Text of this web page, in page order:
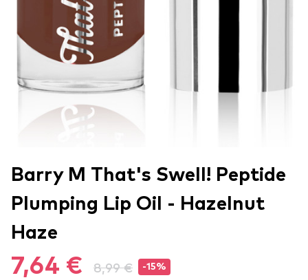
Barry M That's Swell! Peptide
Plumping Lip Oil - Hazelnut
Haze
7,64 € 8,99 € -15%